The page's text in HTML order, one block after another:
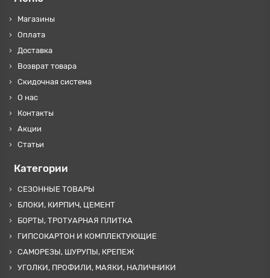
Магазины
Оплата
Доставка
Возврат товара
Скидочная система
О нас
Контакты
Акции
Статьи
Категории
СЕЗОННЫЕ ТОВАРЫ
БЛОКИ, КИРПИЧ, ЦЕМЕНТ
БОРТЫ, ТРОТУАРНАЯ ПЛИТКА
ГИПСОКАРТОН И КОМПЛЕКТУЮЩИЕ
САМОРЕЗЫ, ШУРУПЫ, КРЕПЕЖ
УГОЛКИ, ПРОФИЛИ, МАЯКИ, НАЛИЧНИКИ